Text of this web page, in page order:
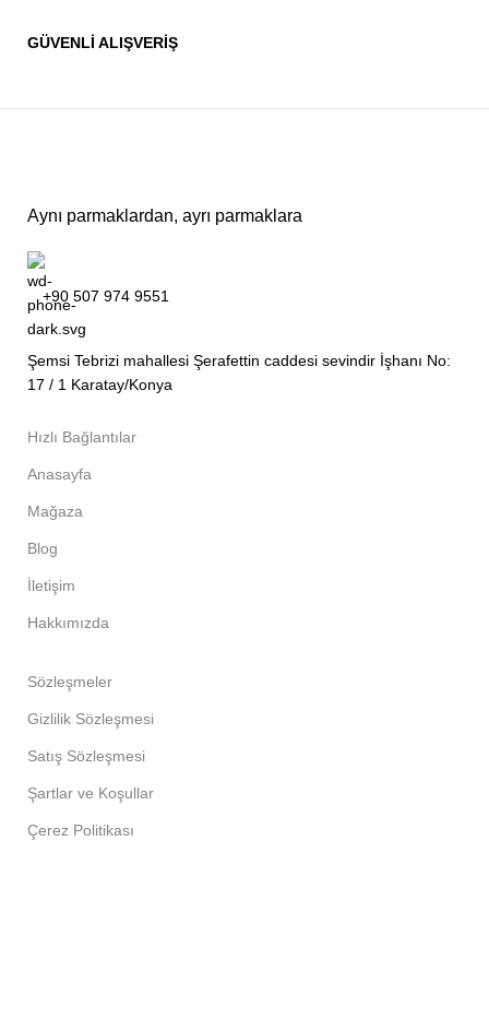
GÜVENLİ ALIŞVERİŞ
Aynı parmaklardan, ayrı parmaklara
+90 507 974 9551
Şemsi Tebrizi mahallesi Şerafettin caddesi sevindir İşhanı No:
17 / 1 Karatay/Konya
Hızlı Bağlantılar
Anasayfa
Mağaza
Blog
İletişim
Hakkımızda
Sözleşmeler
Gizlilik Sözleşmesi
Satış Sözleşmesi
Şartlar ve Koşullar
Çerez Politikası